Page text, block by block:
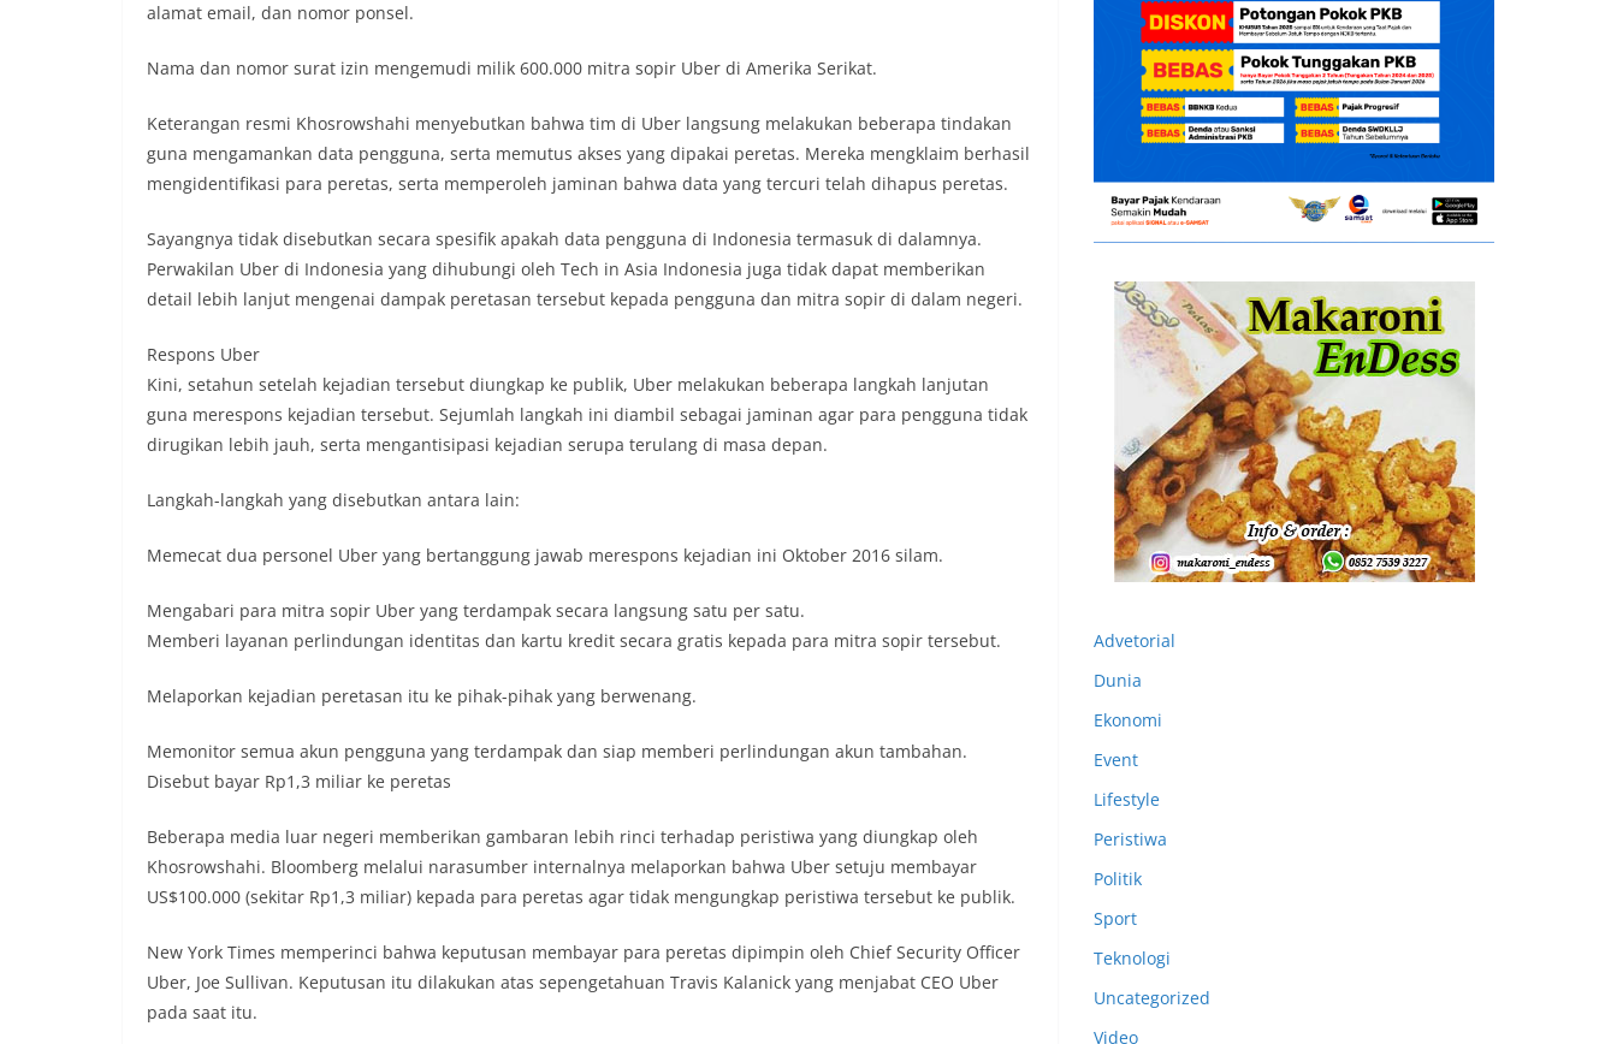
alamat email, dan nomor ponsel.
Nama dan nomor surat izin mengemudi milik 600.000 mitra sopir Uber di Amerika Serikat.
Keterangan resmi Khosrowshahi menyebutkan bahwa tim di Uber langsung melakukan beberapa tindakan
guna mengamankan data pengguna, serta memutus akses yang dipakai peretas. Mereka mengklaim berhasil
mengidentifikasi para peretas, serta memperoleh jaminan bahwa data yang tercuri telah dihapus peretas.
Sayangnya tidak disebutkan secara spesifik apakah data pengguna di Indonesia termasuk di dalamnya.
Perwakilan Uber di Indonesia yang dihubungi oleh Tech in Asia Indonesia juga tidak dapat memberikan
detail lebih lanjut mengenai dampak peretasan tersebut kepada pengguna dan mitra sopir di dalam negeri.
Respons Uber
Kini, setahun setelah kejadian tersebut diungkap ke publik, Uber melakukan beberapa langkah lanjutan
guna merespons kejadian tersebut. Sejumlah langkah ini diambil sebagai jaminan agar para pengguna tidak
dirugikan lebih jauh, serta mengantisipasi kejadian serupa terulang di masa depan.
Langkah-langkah yang disebutkan antara lain:
Memecat dua personel Uber yang bertanggung jawab merespons kejadian ini Oktober 2016 silam.
Mengabari para mitra sopir Uber yang terdampak secara langsung satu per satu.
Memberi layanan perlindungan identitas dan kartu kredit secara gratis kepada para mitra sopir tersebut.
Melaporkan kejadian peretasan itu ke pihak-pihak yang berwenang.
Memonitor semua akun pengguna yang terdampak dan siap memberi perlindungan akun tambahan.
Disebut bayar Rp1,3 miliar ke peretas
Beberapa media luar negeri memberikan gambaran lebih rinci terhadap peristiwa yang diungkap oleh
Khosrowshahi. Bloomberg melalui narasumber internalnya melaporkan bahwa Uber setuju membayar
US$100.000 (sekitar Rp1,3 miliar) kepada para peretas agar tidak mengungkap peristiwa tersebut ke publik.
New York Times memperinci bahwa keputusan membayar para peretas dipimpin oleh Chief Security Officer
Uber, Joe Sullivan. Keputusan itu dilakukan atas sepengetahuan Travis Kalanick yang menjabat CEO Uber
pada saat itu.
Advetorial
Dunia
Ekonomi
Event
Lifestyle
Peristiwa
Politik
Sport
Teknologi
Uncategorized
Video